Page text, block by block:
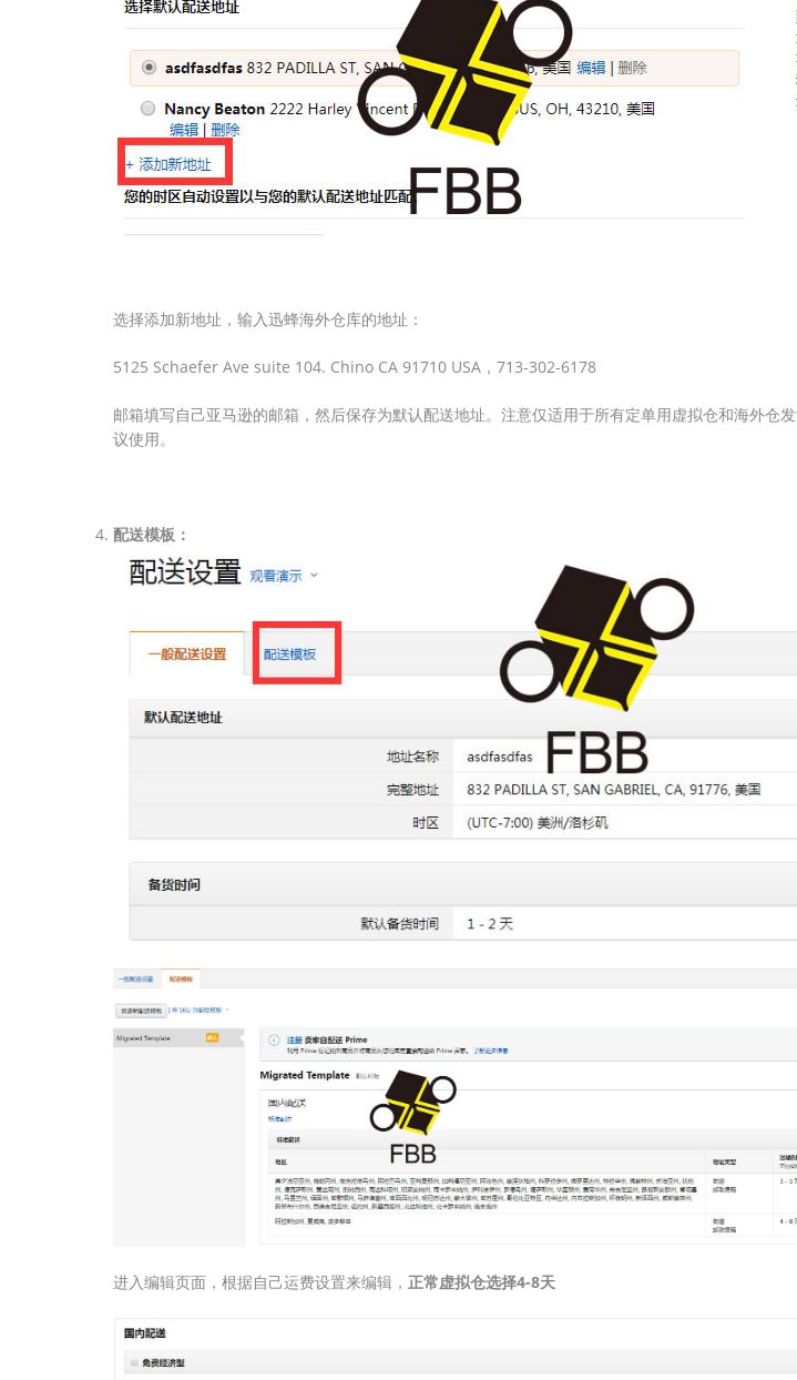
选择添加新地址，输入迅蜂海外仓库的地址：
5125 Schaefer Ave suite 104. Chino CA 91710 USA，713-302-6178
邮箱填写自己亚马逊的邮箱，然后保存为默认配送地址。注意仅适用于所有定单用虚拟仓和海外仓
议使用。
配送模板：
进入编辑页面，根据自己运费设置来编辑， 正常虚拟仓选择4-8天